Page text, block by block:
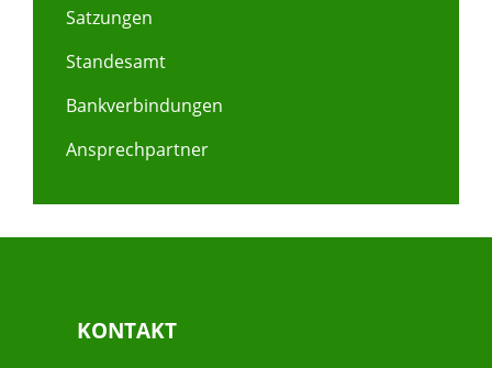
Satzungen
Standesamt
Bankverbindungen
Ansprechpartner
KONTAKT